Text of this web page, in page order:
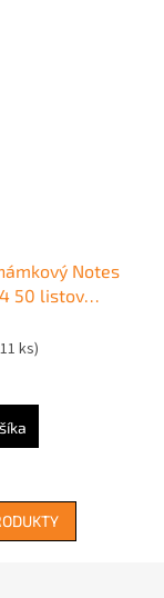
Notes
50 listov
ks)